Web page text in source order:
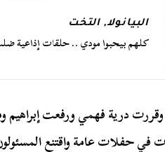
البيانولا,التخت
كلهم بيحبوا مودي .. حلقات إذاعية
درية فهمي ورفعت إبراهيم
في حفلات عامة واقتنع